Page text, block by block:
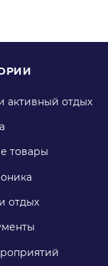
активный отдых
товары
отдых